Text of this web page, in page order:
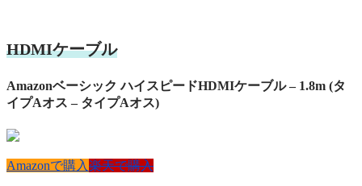
HDMIケーブル
Amazonベーシック ハイスピードHDMIケーブル – 1.8m (タ
イプAオス – タイプAオス)
Amazonで購入楽天で購入